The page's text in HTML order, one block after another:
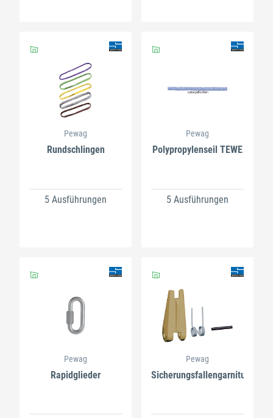
Pewag
Rundschlingen
5 Ausführungen
Pewag
Polypropylenseil TEWE
5 Ausführungen
Pewag
Rapidglieder
Pewag
Sicherungsfallengarnitur